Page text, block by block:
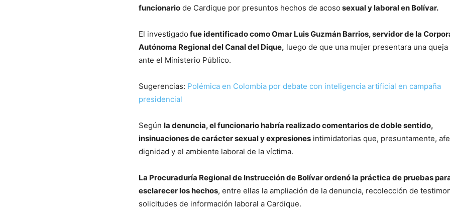
funcionario de Cardique por presuntos hechos de acoso sexual y laboral en Bolívar.
El investigado fue identificado como Omar Luis Guzmán Barrios, servidor de la
Autónoma Regional del Canal del Dique, luego de que una mujer presentara una
ante el Ministerio Público.
Sugerencias: Polémica en Colombia por debate con inteligencia artificial en campaña
presidencial
Según la denuncia, el funcionario habría realizado comentarios de doble sentido,
insinuaciones de carácter sexual y expresiones intimidatorias que, presuntamente,
dignidad y el ambiente laboral de la víctima.
La Procuraduría Regional de Instrucción de Bolívar ordenó la práctica de pruebas
esclarecer los hechos, entre ellas la ampliación de la denuncia, recolección de
solicitudes de información laboral a Cardique.